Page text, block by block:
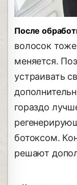
После
волосок тоже
меняется.
устраивать
гораздо
ботоксом.
решают